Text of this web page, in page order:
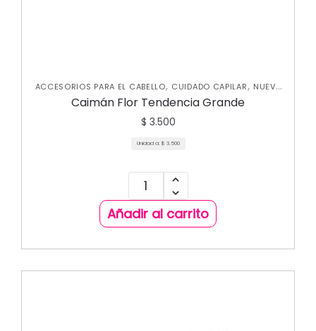
ACCESORIOS PARA EL CABELLO, CUIDADO CAPILAR, NUEVA
COLECCIÓN
Caimán Flor Tendencia Grande
$ 3.500
Unidad a: $ 3.500
Añadir al carrito